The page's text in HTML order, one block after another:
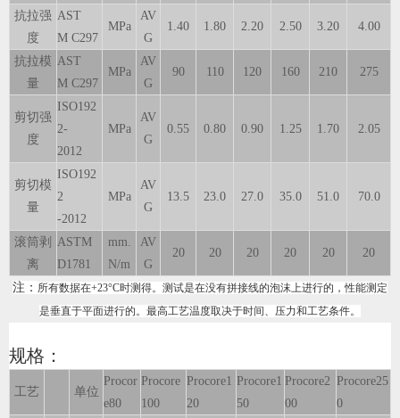
抗拉强
度
AST
M C297
MPa
AV
G
1.40 1.80 2.20 2.50 3.20 4.00
抗拉模
量
AST
M C297
MPa
AV
G
90 110 120 160 210 275
剪切强
度
ISO192
2-
2012
MPa
AV
G
0.55 0.80 0.90 1.25 1.70 2.05
剪切模
量
ISO192
2
-2012
MPa
AV
G
13.5 23.0 27.0 35.0 51.0 70.0
滚筒剥
离
ASTM
D1781
mm.
N/m
AV
G
20 20 20 20 20 20
注： 所有数据在+23°C时测得。测试是在没有拼接线的泡沫上进行的，性能测定
是垂直于平面进行的。 最高工艺温度取决于时间、压力和工艺条件。
规格：
工艺 单位
Procor
e80
Procore
100
Procore1
20
Procore1
50
Procore2
00
Procore25
0